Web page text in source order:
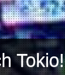
Tokio!